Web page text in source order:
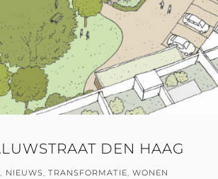
DEN HAAG
, NIEUWS,TRANSFORMATIE, WONEN